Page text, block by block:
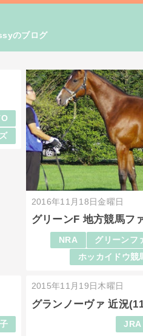
のブログ
2016年11月18日金曜日
グリーンF 地方競馬フ
NRA グリーンフ
ホッカイドウ競
2015年11月19日木曜日
グランノーヴァ 近況
JRA